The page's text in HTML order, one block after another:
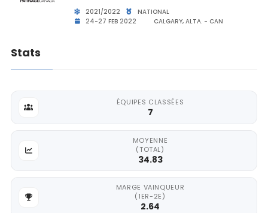
2021/2022
NATIONAL
24-27 FEB 2022
CALGARY, ALTA. - CAN
Stats
ÉQUIPES CLASSÉES
7
MOYENNE
(TOTAL)
34.83
MARGE VAINQUEUR
(1ER-2E)
2.64